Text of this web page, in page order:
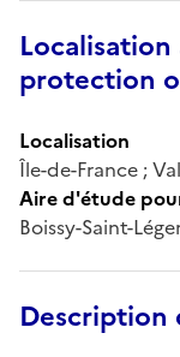
protection
Localisation
Île-de-France ;
Aire d'étude
Boissy-Saint-
Description